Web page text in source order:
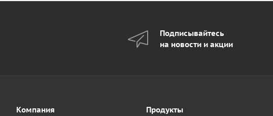
Подписывайтесь
на новости и акции
Компания Продукты